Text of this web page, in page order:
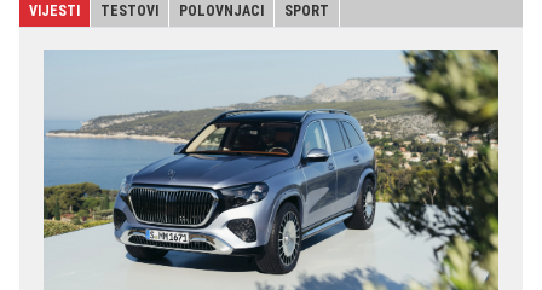
VIJESTI TESTOVI POLOVNJACI SPORT